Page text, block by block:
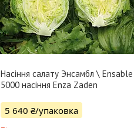
Насіння салату Энсамбл \ Ensable
5000 насіння Enza Zaden
5 640 ₴/упаковка